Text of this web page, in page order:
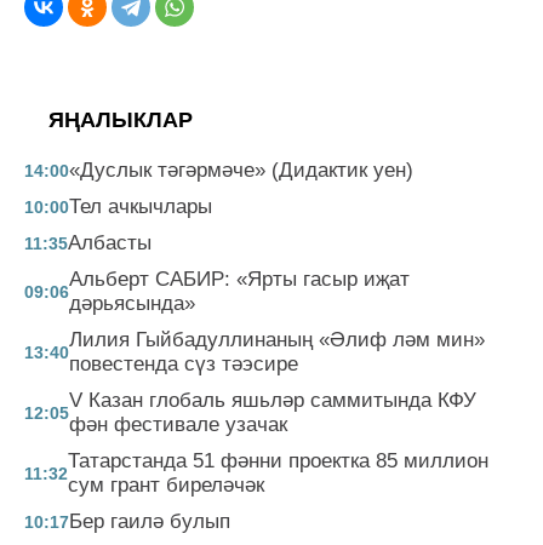
ЯҢАЛЫКЛАР
14:00«Дуслык тәгәрмәче» (Дидактик уен)
10:00Тел ачкычлары
11:35Албасты
09:06
Альберт САБИР: «Ярты гасыр иҗат
дәрьясында»
13:40
Лилия Гыйбадуллинаның «Әлиф ләм мин»
повестенда сүз тәэсире
12:05
V Казан глобаль яшьләр саммитында КФУ
фән фестивале узачак
11:32
Татарстанда 51 фәнни проектка 85 миллион
сум грант биреләчәк
10:17Бер гаилә булып